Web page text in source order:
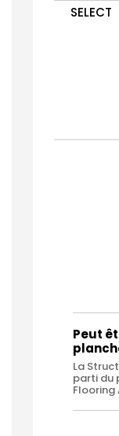
SELECT
Peut
La
parti du
Flooring